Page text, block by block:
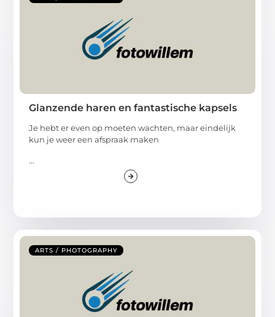
Glanzende haren en fantastische kapsels
Je hebt er even op moeten wachten, maar eindelijk
kun je weer een afspraak maken
...
ARTS / PHOTOGRAPHY